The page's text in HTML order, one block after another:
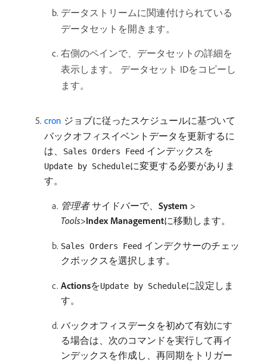
データストリームに関連付けられている
データセットを開きます。
右側のペインで、データセットの詳細を
表示します。 データセット IDをコピーし
ます。
cron ジョブに従ったスケジュールに基づいて
バックオフィスイベントデータを更新するに
は、
Sales Orders Feed インデックスを
Update by Scheduleに変更する必要がありま
す。
管理者サイドバーで、 System >
Tools>Index Management​に移動します。
Sales Orders Feed インデクサーのチェッ
クボックスを選択します。
Actions​をUpdate by Scheduleに設定しま
す。
バックオフィスデータを初めて有効にす
る場合は、次のコマンドを実行して再イ
ンデックスを作成し、再同期をトリガー